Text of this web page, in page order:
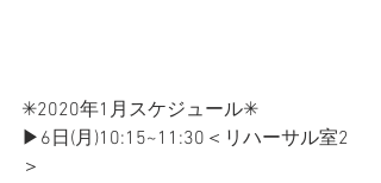
✳2020年1月スケジュール✳
▶6日(月)10:15~11:30＜リハーサル室2
＞